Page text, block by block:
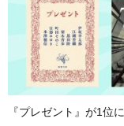
『プレゼント』が1位